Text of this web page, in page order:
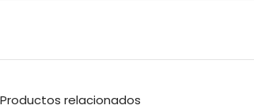
Productos relacionados